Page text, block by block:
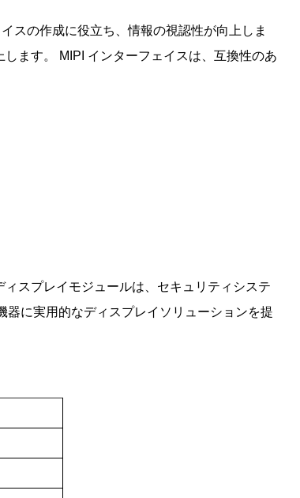
スの作成に役立ち、情報の視認性が向上しま
ます。 MIPI インターフェイスは、互換性のあ
スプレイモジュールは、セキュリティシステ
に実用的なディスプレイソリューションを提